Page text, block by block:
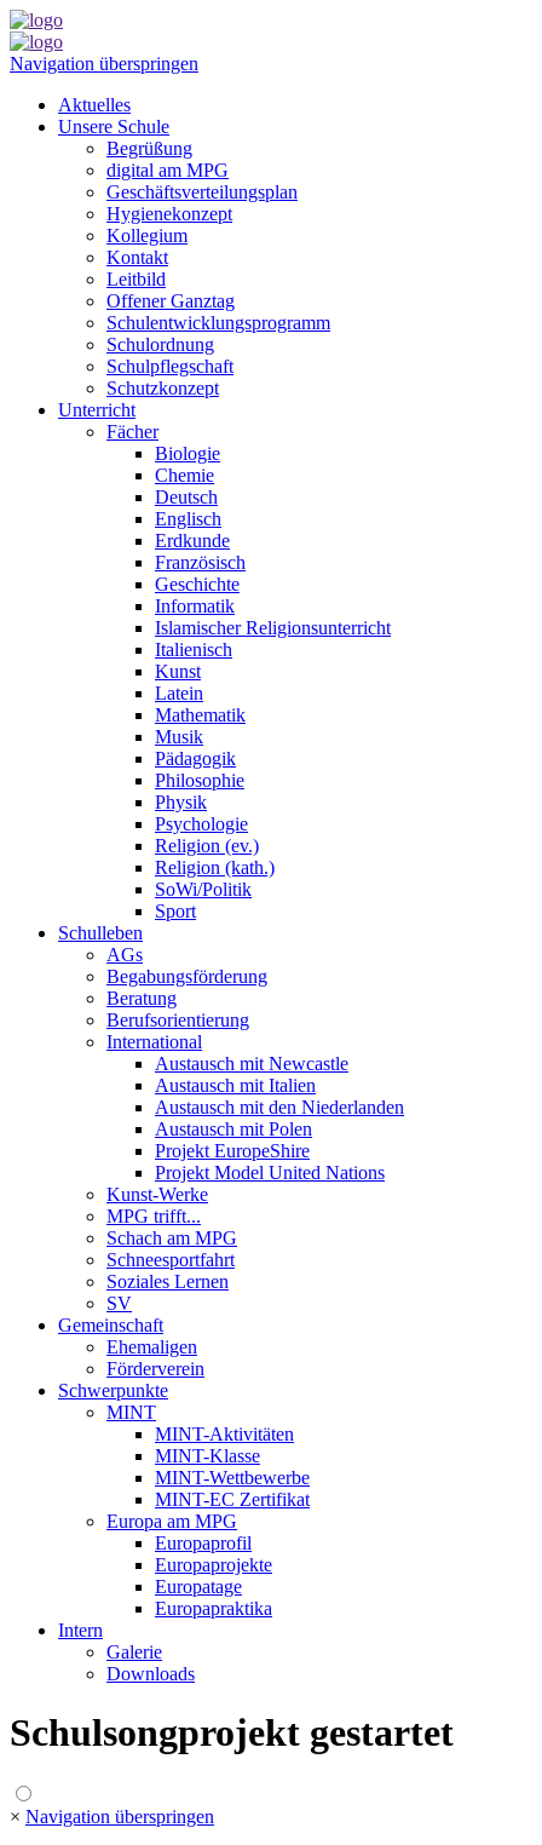
Navigation überspringen
Aktuelles
Unsere Schule
Begrüßung
digital am MPG
Geschäftsverteilungsplan
Hygienekonzept
Kollegium
Kontakt
Leitbild
Offener Ganztag
Schulentwicklungsprogramm
Schulordnung
Schulpflegschaft
Schutzkonzept
Unterricht
Fächer
Biologie
Chemie
Deutsch
Englisch
Erdkunde
Französisch
Geschichte
Informatik
Islamischer Religionsunterricht
Italienisch
Kunst
Latein
Mathematik
Musik
Pädagogik
Philosophie
Physik
Psychologie
Religion (ev.)
Religion (kath.)
SoWi/Politik
Sport
Schulleben
AGs
Begabungsförderung
Beratung
Berufsorientierung
International
Austausch mit Newcastle
Austausch mit Italien
Austausch mit den Niederlanden
Austausch mit Polen
Projekt EuropeShire
Projekt Model United Nations
Kunst-Werke
MPG trifft...
Schach am MPG
Schneesportfahrt
Soziales Lernen
SV
Gemeinschaft
Ehemaligen
Förderverein
Schwerpunkte
MINT
MINT-Aktivitäten
MINT-Klasse
MINT-Wettbewerbe
MINT-EC Zertifikat
Europa am MPG
Europaprofil
Europaprojekte
Europatage
Europapraktika
Intern
Galerie
Downloads
Schulsongprojekt gestartet
× Navigation überspringen